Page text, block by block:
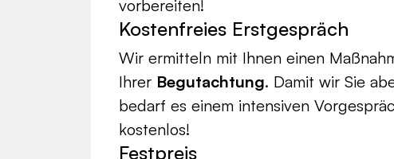
vorbereiten!
Kostenfreies Erstgespräch
Wir ermitteln mit Ihnen einen
Ihrer Begutachtung. Damit wir Sie
bedarf es einem intensiven
kostenlos!
Festpreis